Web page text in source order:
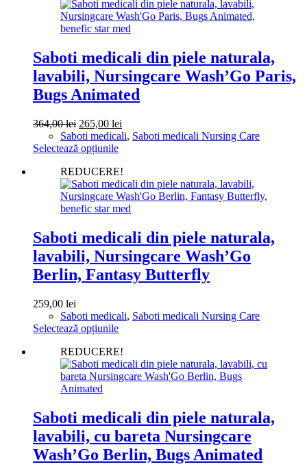
Saboti medicali din piele naturala,
lavabili, Nursingcare Wash’Go Paris,
Bugs Animated
364,00lei Prețul
inițial
a
364,00 lei.
265,00 lei
curent
Saboti medicali, Saboti medicali Nursing Care
Selectează opțiunileAcest
are
mai
multe
variații.
pot
fi
alese
în
pagina
REDUCERE!
Saboti medicali din piele naturala,
lavabili, Nursingcare Wash’Go
Berlin, Fantasy Butterfly
259,00 lei
Saboti medicali, Saboti medicali Nursing Care
Selectează opțiunileAcest
are
mai
multe
pot
fi
alese
în
pagina
REDUCERE!
Saboti medicali din piele naturala,
lavabili, cu bareta Nursingcare
Wash’Go Berlin, Bugs Animated